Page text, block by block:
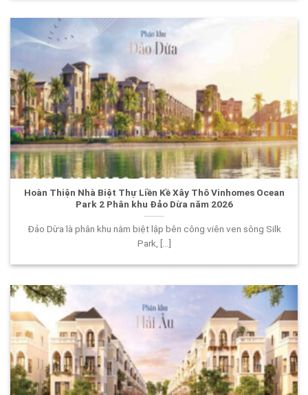
Hoàn Thiện Nhà Biệt Thự Liền Kề Xây Thô Vinhomes Ocean
Park 2 Phân khu Đảo Dừa năm 2026
Đảo Dừa là phân khu nằm biệt lập bên công viên ven sông Silk
Park, [...]